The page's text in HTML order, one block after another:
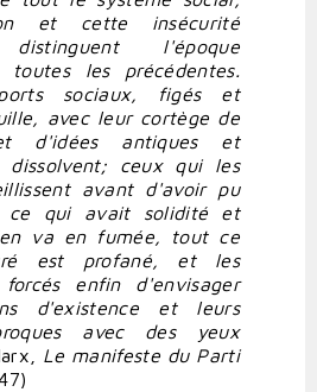
et cette insécurité
distinguent l'époque
toutes les précédentes.
sociaux, figés et
avec leur cortège de
d'idées antiques et
dissolvent; ceux qui les
avant d'avoir pu
ce qui avait solidité et
va en fumée, tout ce
est profané, et les
enfin d'envisager
d'existence et leurs
avec des yeux
Le manifeste du Parti